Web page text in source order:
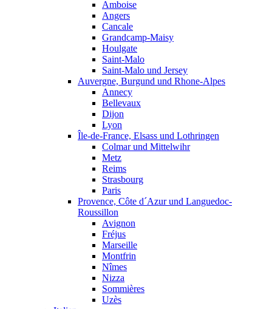
Amboise
Angers
Cancale
Grandcamp-Maisy
Houlgate
Saint-Malo
Saint-Malo und Jersey
Auvergne, Burgund und Rhone-Alpes
Annecy
Bellevaux
Dijon
Lyon
Île-de-France, Elsass und Lothringen
Colmar und Mittelwihr
Metz
Reims
Strasbourg
Paris
Provence, Côte d´Azur und Languedoc-
Roussillon
Avignon
Fréjus
Marseille
Montfrin
Nîmes
Nizza
Sommières
Uzès